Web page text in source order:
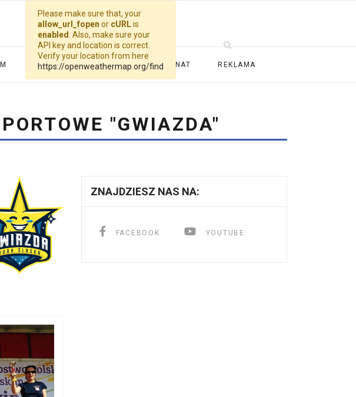
Please make sure that, your
allow_url_fopen or cURLis
enabled . Also, make sure your
API key and location is correct.
Verify your location from here
https://openweathermap.org/find
WIDEO GALERIA PATRONAT REKLAMA
"GWIAZDA"
ZNAJDZIESZ NAS NA:
FACEBOOK YOUTUBE